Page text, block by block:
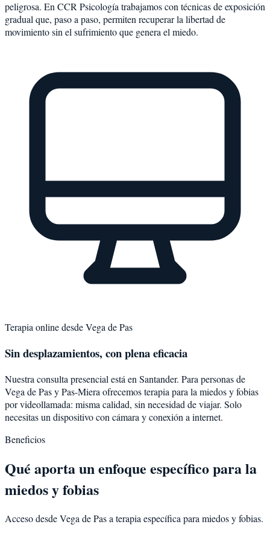
peligrosa. En CCR Psicología trabajamos con técnicas de exposición
gradual que, paso a paso, permiten recuperar la libertad de
movimiento sin el sufrimiento que genera el miedo.
Terapia online desdeVega de Pas
Sin desplazamientos, con plena eficacia
Nuestra consulta presencial está en Santander. Para personas de
Vega de PasyPas-Miera ofrecemos terapia para la miedos y fobias
por videollamada: misma calidad, sin necesidad de viajar. Solo
necesitas un dispositivo con cámara y conexión a internet.
Beneficios
Qué aporta un enfoque específico para la
miedos y fobias
Acceso desde Vega de Pas a terapia específica para miedos y fobias.